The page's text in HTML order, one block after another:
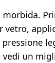
vetro,
un